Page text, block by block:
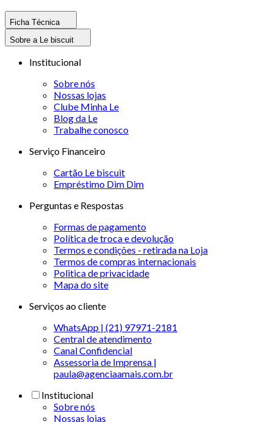
Ficha Técnica
Sobre a Le biscuit
Institucional
Sobre nós
Nossas lojas
Clube Minha Le
Blog da Le
Trabalhe conosco
Serviço Financeiro
Cartão Le biscuit
Empréstimo Dim Dim
Perguntas e Respostas
Formas de pagamento
Política de troca e devolução
Termos e condições - retirada na Loja
Termos de compras internacionais
Politica de privacidade
Mapa do site
Serviços ao cliente
WhatsApp | (21) 97971-2181
Central de atendimento
Canal Confidencial
Assessoria de Imprensa |
paula@agenciaamais.com.br
Institucional
Sobre nós
Nossas lojas